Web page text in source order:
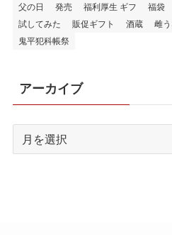
父の日
発売 福利厚生 ギフ 福袋
試してみた
販促ギフト 酒蔵 雌
鬼平犯科帳祭
アーカイブ